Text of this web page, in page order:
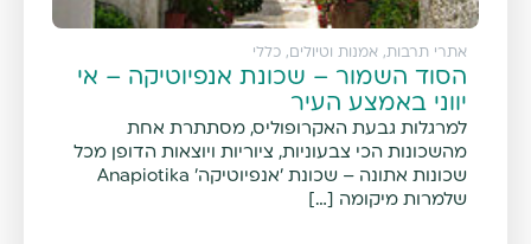
אתרי תרבות, אמנות וטיולים , כללי
הסוד השמור – שכונת אנפיוטיקה – אי
יווני באמצע העיר
למרגלות גבעת האקרופוליס, מסתתרת אחת
מהשכונות הכי צבעוניות, ציוריות ויוצאות הדופן מכל
שכונות אתונה – שכונת 'אנפיוטיקה' Anapiotika
שלמרות מיקומה […]